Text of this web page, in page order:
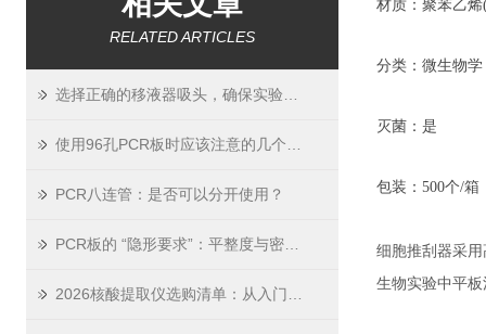
RELATED ARTICLES
PCR八连管：是否可以分开使用？
材质：聚苯乙烯
分类：微生物学
灭菌：是
包装：500个/箱
细胞推刮器采
生物实验中平